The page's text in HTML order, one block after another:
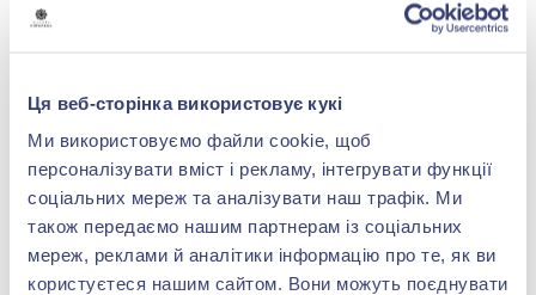
Ця веб-сторінка використовує кукі
Ми використовуємо файли cookie, щоб
персоналізувати вміст і рекламу, інтегрувати функції
соціальних мереж та аналізувати наш трафік. Ми
також передаємо нашим партнерам із соціальних
мереж, реклами й аналітики інформацію про те, як ви
користуєтеся нашим сайтом. Вони можуть поєднувати
11 940,68 грн 40 040,62 грн
-58% Лучшая цена -56%